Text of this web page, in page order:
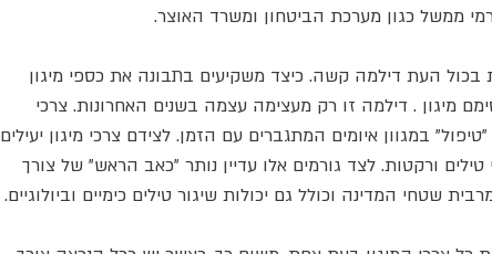
ממשל כגון מערכת הביטחון ומשרד האוצר.
בכול העת דילמה קשה. כיצד משקיעים בתבונה את כספי מיגון
מיגון . דילמה זו רק מעצימה עצמה בשנים האחרונות. צרכי
במגוון איומים המתגברים עם הזמן. לצידם צרכי מיגון יעילים
ורקטות. לצד גורמים אלו עדיין נותר "כאב הראש" של צורך
שטחי המדינה וכולל גם יכולות שיגור טילים כימיים וביולוגיים.